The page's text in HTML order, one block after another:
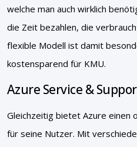
welche man auch wirklich
die Zeit bezahlen, die
flexible Modell ist damit
kostensparend für KMU.
Azure Service &
Gleichzeitig bietet Azure einen
für seine Nutzer. Mit